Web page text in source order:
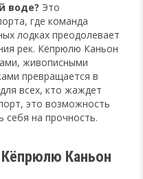
воде? Это
где команда
лодках преодолевает
рек. Кёпрюлю Каньон
живописными
превращается в
всех, кто жаждет
это возможность
себя на прочность.
Каньон